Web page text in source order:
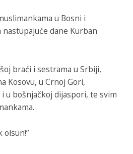
u Bosni i
dane Kurban
braći i sestrama u Srbiji,
Kosovu, u Crnoj Gori,
u bošnjačkoj dijaspori, te svim
olsun!”